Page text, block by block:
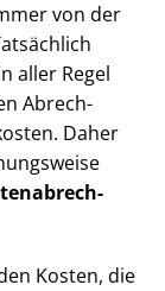
von der
aller Regel
Ab­rech­
Daher
Kosten, die